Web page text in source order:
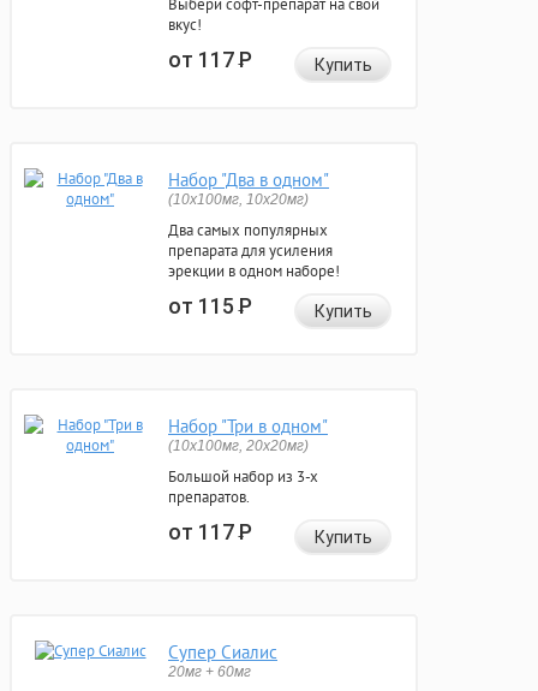
Выбери софт-препарат на свой
вкус!
от 117Р Купить
Набор "Два в одном"
(10x100мг, 10x20мг)
Два самых популярных
препарата для усиления
эрекции в одном наборе!
от 115Р Купить
Набор "Три в одном"
(10x100мг, 20x20мг)
Большой набор из 3-х
препаратов.
от 117Р Купить
Супер Сиалис
20мг + 60мг